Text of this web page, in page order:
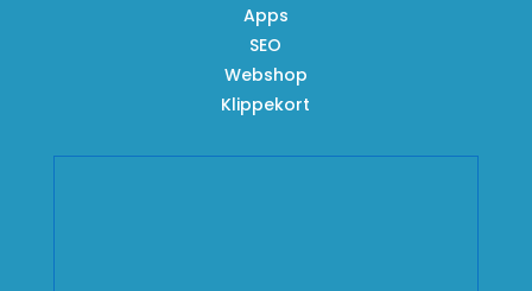
Apps
SEO
Webshop
Klippekort